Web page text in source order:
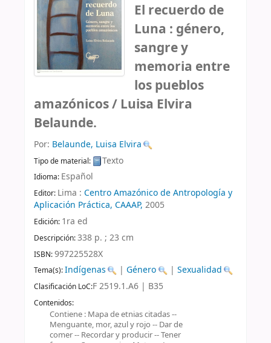
El recuerdo de
Luna : género,
sangre y
memoria entre
los pueblos
amazónicos / Luisa Elvira
Belaunde.
Por: Belaunde, Luisa Elvira
Tipo de material: Texto
Idioma: Español
Editor: Lima : Centro Amazónico de Antropología y
Aplicación Práctica, CAAAP, 2005
Edición: 1ra ed
Descripción:338 p. ; 23 cm
ISBN:997225528X
Tema(s):Indígenas |Género | Sexualidad
Clasificación LoC:F 2519.1.A6 | B35
Contenidos:
Contiene : Mapa de etnias citadas --
Menguante, mor, azul y rojo -- Dar de
comer -- Recordar y producir -- Tener